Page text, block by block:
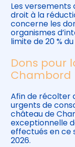
Les
droit à la
concerne les
organismes
limite de 20 %
Dons pour
Chambord
Afin de récolter
urgents de
château de
exceptionnelle
effectués en ce
2026.